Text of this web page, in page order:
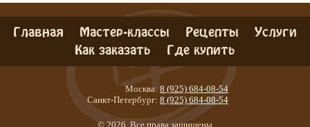
Главная Мастер-классы Рецепты Услуги
Как заказать Где купить
Москва: 8 (925) 684-08-54
Санкт-Петербург: 8 (925) 684-08-54
© 2026. Все права защищены